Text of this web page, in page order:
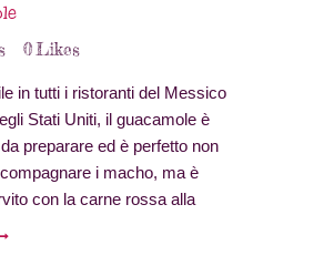
0Likes
in tutti i ristoranti del Messico
Stati Uniti, il guacamole è
preparare ed è perfetto non
i macho, ma è
con la carne rossa alla
salsa per l’hamburger al